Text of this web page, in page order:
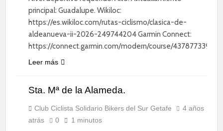
principal: Guadalupe. Wikiloc:
https://es.wikiloc.com/rutas-ciclismo/clasica-de-
aldeanueva-ii-2026-249744204 Garmin Connect:
https://connect.garmin.com/modern/course/437877339
Leer más
CICLISMO
CARRETERA
DIVERSIÓN
Sta. Mª de la Alameda.
Club Ciclista Solidario Bikers del Sur Getafe
4 años
atrás
0 1 minutos